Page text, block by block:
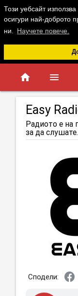
Този уебсайт
осигури най-доброто
ни.
Научете повече.
home menu
Easy
Радиото е на
за да слушате.
Сподели: